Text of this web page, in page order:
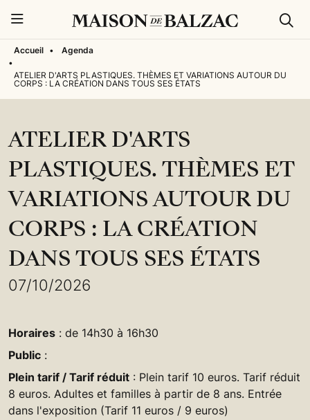
Accueil •
Agenda
•
ATELIER D'ARTS PLASTIQUES. THÈMES ET VARIATIONS AUTOUR DU
CORPS : LA CRÉATION DANS TOUS SES ÉTATS
ATELIER D'ARTS
PLASTIQUES. THÈMES ET
VARIATIONS AUTOUR DU
CORPS : LA CRÉATION
DANS TOUS SES ÉTATS
07/10/2026
Horaires : de 14h30 à 16h30
Public :
Plein tarif / Tarif réduit : Plein tarif 10 euros. Tarif réduit
8 euros. Adultes et familles à partir de 8 ans. Entrée
dans l'exposition (Tarif 11 euros / 9 euros)